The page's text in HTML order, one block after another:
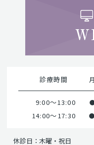
診療時間 月
9:00～13:00
14:00～17:30 ●
休診日：木曜・祝日